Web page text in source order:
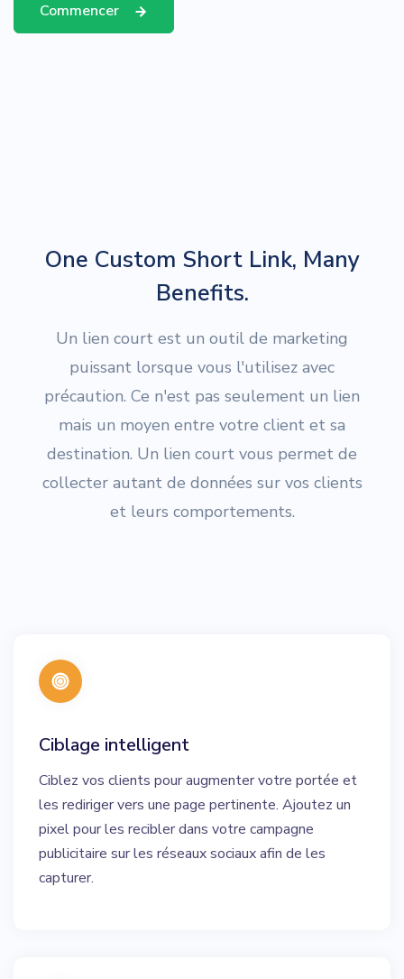
Commencer
One Custom Short Link, Many
Benefits.
Un lien court est un outil de marketing
puissant lorsque vous l'utilisez avec
précaution. Ce n'est pas seulement un lien
mais un moyen entre votre client et sa
destination. Un lien court vous permet de
collecter autant de données sur vos clients
et leurs comportements.
Ciblage intelligent
Ciblez vos clients pour augmenter votre portée et
les rediriger vers une page pertinente. Ajoutez un
pixel pour les recibler dans votre campagne
publicitaire sur les réseaux sociaux afin de les
capturer.